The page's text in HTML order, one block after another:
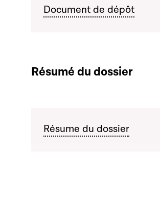
Document de dépôt
Résumé du dossier
Résume du dossier